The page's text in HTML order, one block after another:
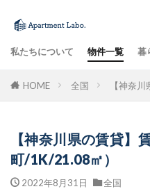
私たちについて 物件一覧 暮
HOME 全国 【神奈
【神奈川県の賃貸】
町/1K/21.08㎡）
2022年8月31日
全国